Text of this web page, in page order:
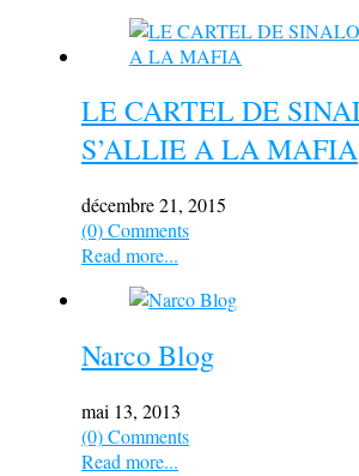
LE CARTEL DE
S’ALLIE A LA MAFIA
décembre 21, 2015
(0) Comments
Read more...
Narco Blog
mai 13, 2013
(0) Comments
Read more...